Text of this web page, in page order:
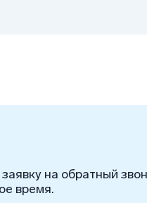
на обратный
время.